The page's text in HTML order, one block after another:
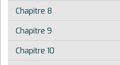
Chapitre 8
Chapitre 9
Chapitre 10